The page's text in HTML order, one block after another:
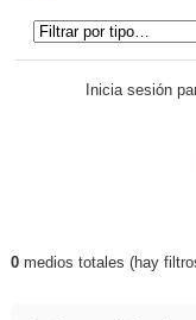
Inicia sesión
Resultados de:
0medios totales (hay